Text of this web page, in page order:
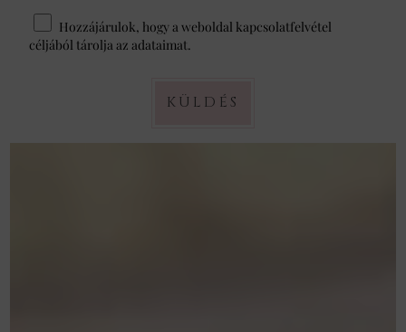
Hozzájárulok, hogy a weboldal kapcsolatfelvétel
céljából tárolja az adataimat.
KÜLDÉS